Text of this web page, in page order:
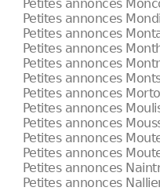
Petites annonces
Petites annonces
Petites annonces
Petites annonces
Petites annonces
Petites annonces
Petites annonces
Petites annonces
Petites annonces
Petites annonces
Petites annonces
Petites annonces
Petites annonces